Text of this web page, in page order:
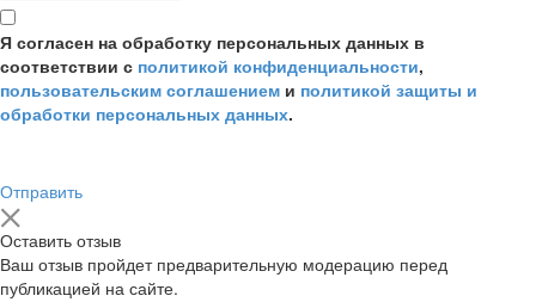
Я согласен на обработку персональных данных в
соответствии с политикой конфиденциальности,
пользовательским соглашением и политикой защиты и
обработки персональных данных.
Отправить
Оставить отзыв
Ваш отзыв пройдет предварительную модерацию перед
публикацией на сайте.